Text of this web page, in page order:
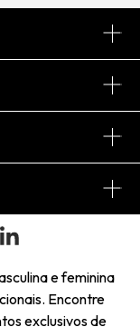
e feminina
Encontre
exclusivos de